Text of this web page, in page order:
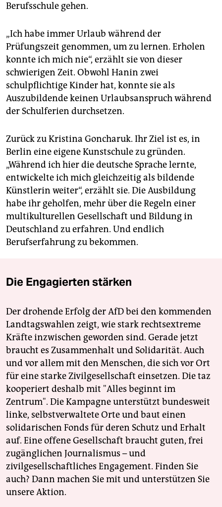
Berufsschule gehen.
„Ich habe immer Urlaub während der
Prüfungszeit genommen, um zu lernen. Erholen
konnte ich mich nie“, erzählt sie von dieser
schwierigen Zeit. Obwohl Hanin zwei
schulpflichtige Kinder hat, konnte sie als
Auszubildende keinen Urlaubsanspruch während
der Schulferien durchsetzen.
Zurück zu Kristina Goncharuk. Ihr Ziel ist es, in
Berlin eine eigene Kunstschule zu gründen.
„Während ich hier die deutsche Sprache lernte,
entwickelte ich mich gleichzeitig als bildende
Künstlerin weiter“, erzählt sie. Die Ausbildung
habe ihr geholfen, mehr über die Regeln einer
multikulturellen Gesellschaft und Bildung in
Deutschland zu erfahren. Und endlich
Berufserfahrung zu bekommen.
Die Engagierten stärken
Der drohende Erfolg der AfD bei den kommenden
Landtagswahlen zeigt, wie stark rechtsextreme
Kräfte inzwischen geworden sind. Gerade jetzt
braucht es Zusammenhalt und Solidarität. Auch
und vor allem mit den Menschen, die sich vor Ort
für eine starke Zivilgesellschaft einsetzen. Die taz
kooperiert deshalb mit "Alles beginnt im
Zentrum". Die Kampagne unterstützt bundesweit
linke, selbstverwaltete Orte und baut einen
solidarischen Fonds für deren Schutz und Erhalt
auf. Eine offene Gesellschaft braucht guten, frei
zugänglichen Journalismus – und
zivilgesellschaftliches Engagement. Finden Sie
auch? Dann machen Sie mit und unterstützen Sie
unsere Aktion.